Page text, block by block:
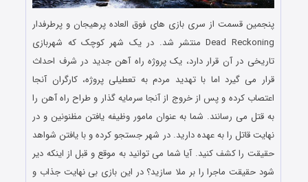
پنجمین قسمت از سری بازی های فوق العاده پرهیجان و پرطرفدار
Dead Reckoning منتشر شد. در یک شهر کوچک که شهربازی
تاریخی در آن قرار دارد، یک پروژه راه آهن جدید در شرف احداث
قرار می گیرد اما با تهدید مردم به تعطیلی پروژه، کارگران آنجا
اعتصاب کرده و پس از خروج از آنجا سرمایه گذار و طراح راه آهن را
به قتل می رسانند. شما به عنوان مامور وظیفه یافتن مظنونین و در
نهایت قاتل را به عهده دارید. در شهر جستجو کرده و با یافتن شواهد
حقیقت را کشف کنید. آیا شما می توانید به موقع و قبل از اینکه دیر
شود حقیقت ماجرا را بر ملا سازید؟ در این بازی بی نهایت جذاب و